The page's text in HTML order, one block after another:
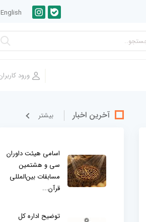
English
آخرین اخبار بيشتر
اسامی هیئت داوران
سی و هشتمین
مسابقات بین‌المللی
قرآن...
توضیح اداره کل